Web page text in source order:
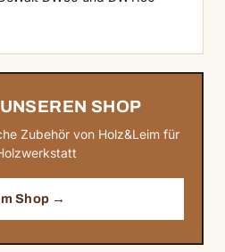
SHOP
Zubehör von Holz&Leim für
Shop →